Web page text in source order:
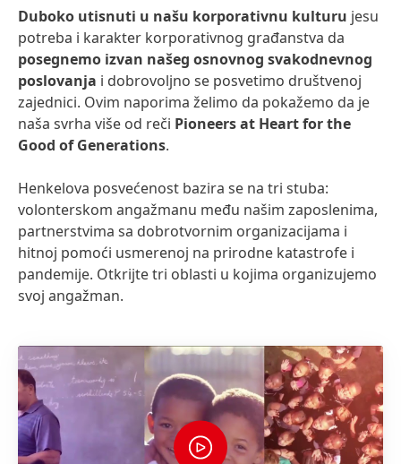
Duboko utisnuti u našu korporativnu kulturu jesu
potreba i karakter korporativnog građanstva da
posegnemo izvan našeg osnovnog svakodnevnog
poslovanja i dobrovoljno se posvetimo društvenoj
zajednici. Ovim naporima želimo da pokažemo da je
naša svrha više od reči Pioneers at Heart for the
Good of Generations.
Henkelova posvećenost bazira se na tri stuba:
volonterskom angažmanu među našim zaposlenima,
partnerstvima sa dobrotvornim organizacijama i
hitnoj pomoći usmerenoj na prirodne katastrofe i
pandemije. Otkrijte tri oblasti u kojima organizujemo
svoj angažman.